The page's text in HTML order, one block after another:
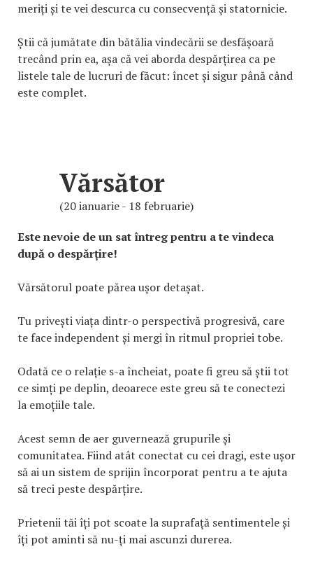
meriți și te vei descurca cu consecvență și statornicie.
Știi că jumătate din bătălia vindecării se desfășoară
trecând prin ea, așa că vei aborda despărțirea ca pe
listele tale de lucruri de făcut: încet și sigur până când
este complet.
Vărsător
(20 ianuarie - 18 februarie)
Este nevoie de un sat întreg pentru a te vindeca
după o despărțire!
Vărsătorul poate părea ușor detașat.
Tu privești viața dintr-o perspectivă progresivă, care
te face independent și mergi în ritmul propriei tobe.
Odată ce o relație s-a încheiat, poate fi greu să știi tot
ce simți pe deplin, deoarece este greu să te conectezi
la emoțiile tale.
Acest semn de aer guvernează grupurile și
comunitatea. Fiind atât conectat cu cei dragi, este ușor
să ai un sistem de sprijin încorporat pentru a te ajuta
să treci peste despărțire.
Prietenii tăi îți pot scoate la suprafață sentimentele și
îți pot aminti să nu-ți mai ascunzi durerea.